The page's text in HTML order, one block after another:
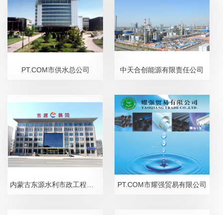
PT.COM市供水总公司 中天合创能源有限责任公司
内蒙古东源水利市政工程有限责任公司 PT.COM市耀强贸易有限公司